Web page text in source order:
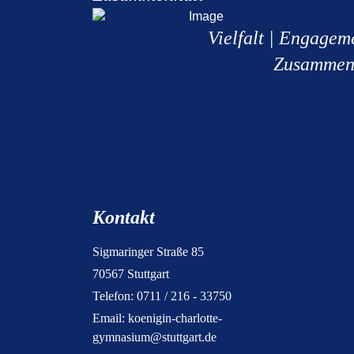
Vielfalt |
Kontakt
Sigmaringer Straße 85
70567 Stuttgart
Telefon: 0711 / 216 - 33750
Email: koenigin-charlotte-
gymnasium@stuttgart.de